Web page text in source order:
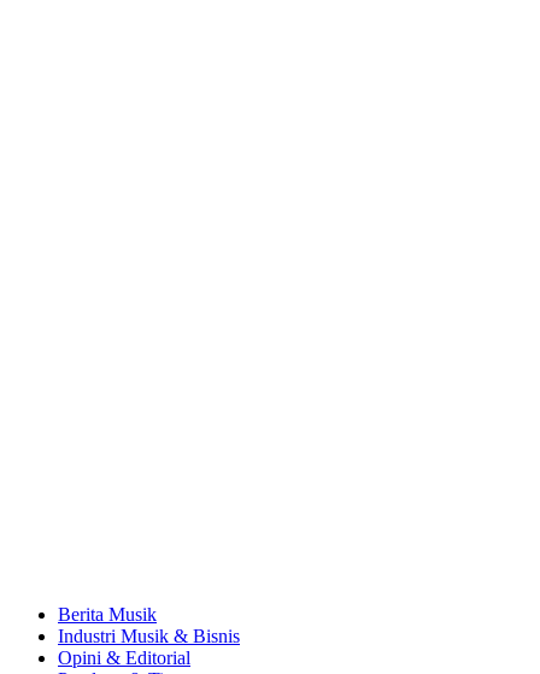
Berita Musik
Industri Musik & Bisnis
Opini & Editorial